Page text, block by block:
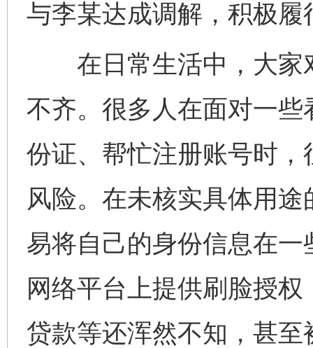
与李某达成调解，积极履
在日常生活中，大家
不齐。很多人在面对一些
份证、帮忙注册账号时
风险。在未核实具体用
易将自己的身份信息在
网络平台上提供刷脸授
贷款等还浑然不知，甚